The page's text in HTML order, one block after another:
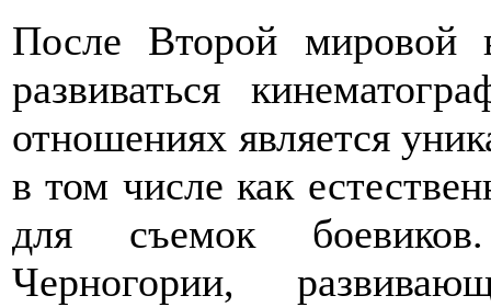
После Второй мировой
развиваться
отношениях является
в том числе как
для съемок
Черногории,